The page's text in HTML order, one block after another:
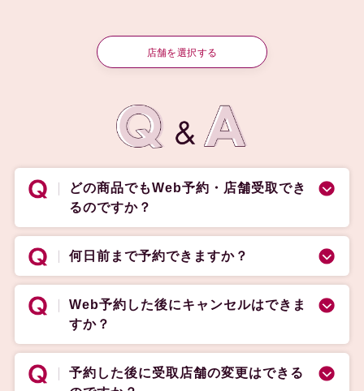
店舗を選択する
どの商品でもWeb予約・店舗受取でき
るのですか？
何日前まで予約できますか？
Web予約した後にキャンセルはできま
すか？
予約した後に受取店舗の変更はできる